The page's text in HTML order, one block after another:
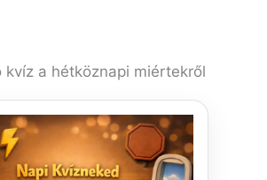
kvíz a hétköznapi miértekről